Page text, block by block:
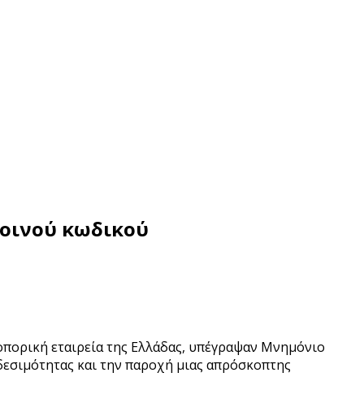
κωδικού
εταιρεία της Ελλάδας, υπέγραψαν Μνημόνιο
και την παροχή μιας απρόσκοπτης